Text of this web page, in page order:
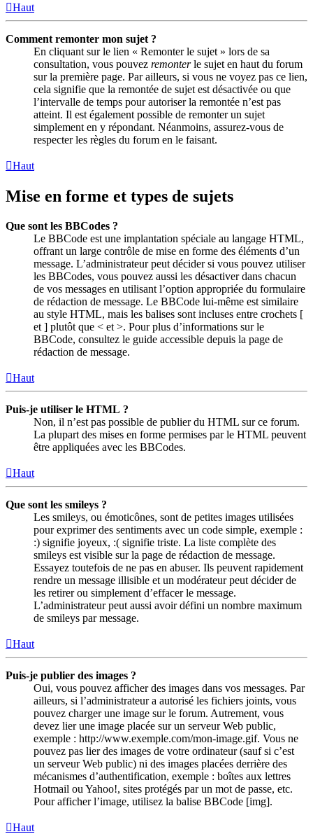
Haut
Comment remonter mon sujet ?
En cliquant sur le lien « Remonter le sujet » lors de sa
consultation, vous pouvez remonterle sujet en haut du forum
sur la première page. Par ailleurs, si vous ne voyez pas ce lien,
cela signifie que la remontée de sujet est désactivée ou que
l’intervalle de temps pour autoriser la remontée n’est pas
atteint. Il est également possible de remonter un sujet
simplement en y répondant. Néanmoins, assurez-vous de
respecter les règles du forum en le faisant.
Haut
Mise en forme et types de sujets
Que sont les BBCodes ?
Le BBCode est une implantation spéciale au langage HTML,
offrant un large contrôle de mise en forme des éléments d’un
message. L’administrateur peut décider si vous pouvez utiliser
les BBCodes, vous pouvez aussi les désactiver dans chacun
de vos messages en utilisant l’option appropriée du formulaire
de rédaction de message. Le BBCode lui-même est similaire
au style HTML, mais les balises sont incluses entre crochets [
et ] plutôt que < et >. Pour plus d’informations sur le
BBCode, consultez le guide accessible depuis la page de
rédaction de message.
Haut
Puis-je utiliser le HTML ?
Non, il n’est pas possible de publier du HTML sur ce forum.
La plupart des mises en forme permises par le HTML peuvent
être appliquées avec les BBCodes.
Haut
Que sont les smileys ?
Les smileys, ou émoticônes, sont de petites images utilisées
pour exprimer des sentiments avec un code simple, exemple :
:) signifie joyeux, :( signifie triste. La liste complète des
smileys est visible sur la page de rédaction de message.
Essayez toutefois de ne pas en abuser. Ils peuvent rapidement
rendre un message illisible et un modérateur peut décider de
les retirer ou simplement d’effacer le message.
L’administrateur peut aussi avoir défini un nombre maximum
de smileys par message.
Haut
Puis-je publier des images ?
Oui, vous pouvez afficher des images dans vos messages. Par
ailleurs, si l’administrateur a autorisé les fichiers joints, vous
pouvez charger une image sur le forum. Autrement, vous
devez lier une image placée sur un serveur Web public,
exemple : http://www.exemple.com/mon-image.gif. Vous ne
pouvez pas lier des images de votre ordinateur (sauf si c’est
un serveur Web public) ni des images placées derrière des
mécanismes d’authentification, exemple : boîtes aux lettres
Hotmail ou Yahoo!, sites protégés par un mot de passe, etc.
Pour afficher l’image, utilisez la balise BBCode [img].
Haut